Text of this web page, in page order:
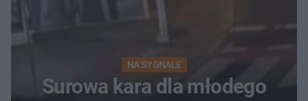
NA SYGNALE
Surowa kara dla młodego